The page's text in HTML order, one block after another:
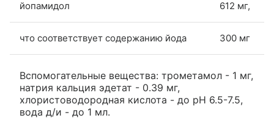
йопамидол 612 мг,
что соответствует содержанию йода 300 мг
Вспомогательные вещества: трометамол - 1 мг,
натрия кальция эдетат - 0.39 мг,
хлористоводородная кислота - до pH 6.5-7.5,
вода д/и - до 1 мл.